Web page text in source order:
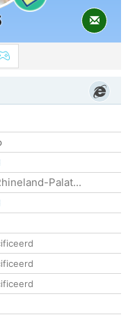
Palat...